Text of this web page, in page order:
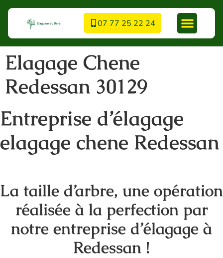
07 77 25 22 24
Elagage Chene
Redessan 30129
Entreprise d’élagage
elagage chene Redessan
La taille d’arbre, une opération
réalisée à la perfection par
notre entreprise d’élagage à
Redessan !